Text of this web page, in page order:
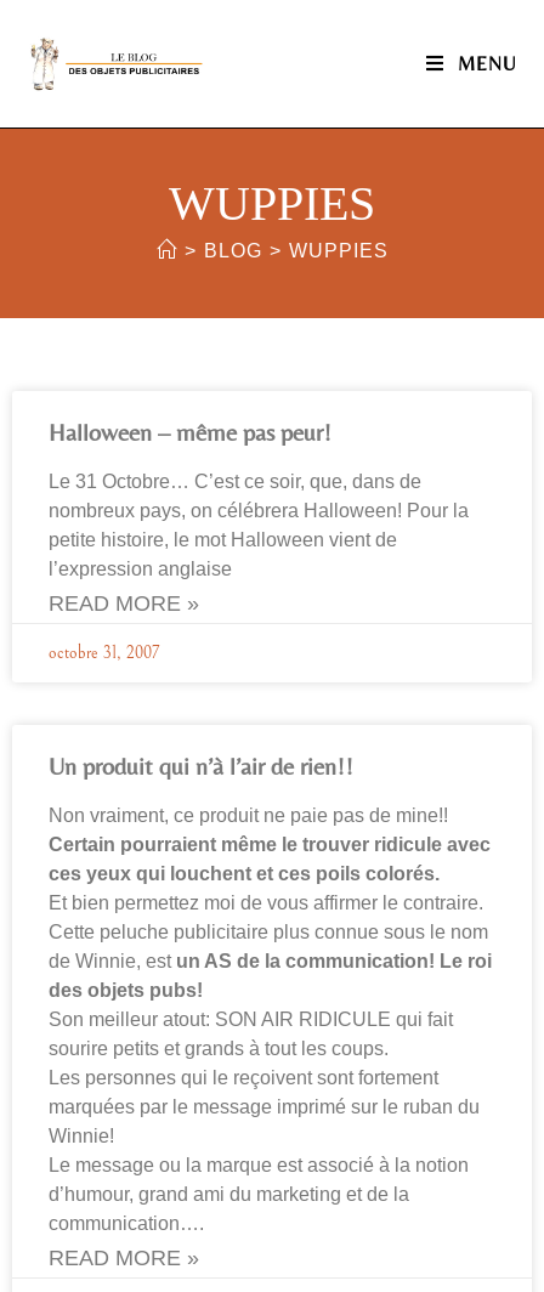
MENU
WUPPIES
> BLOG > WUPPIES
Halloween – même pas peur!
Le 31 Octobre… C’est ce soir, que, dans de
nombreux pays, on célébrera Halloween! Pour la
petite histoire, le mot Halloween vient de
l’expression anglaise
READ MORE »
octobre 31, 2007
Un produit qui n’à l’air de rien!!
Non vraiment, ce produit ne paie pas de mine!!
Certain pourraient même le trouver ridicule avec
ces yeux qui louchent et ces poils colorés.
Et bien permettez moi de vous affirmer le contraire.
Cette peluche publicitaire plus connue sous le nom
de Winnie, est un AS de la communication! Le roi
des objets pubs!
Son meilleur atout: SON AIR RIDICULE qui fait
sourire petits et grands à tout les coups.
Les personnes qui le reçoivent sont fortement
marquées par le message imprimé sur le ruban du
Winnie!
Le message ou la marque est associé à la notion
d’humour, grand ami du marketing et de la
communication….
READ MORE »